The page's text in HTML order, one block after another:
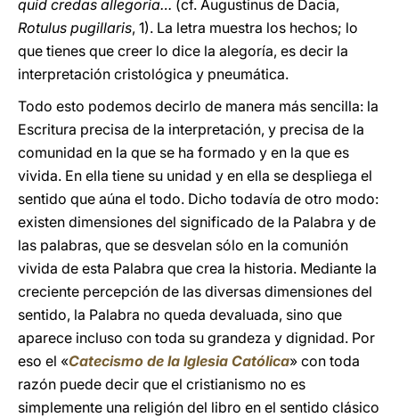
quid credas allegoria… (cf. Augustinus de Dacia,
Rotulus pugillaris, 1). La letra muestra los hechos; lo
que tienes que creer lo dice la alegoría, es decir la
interpretación cristológica y pneumática.
Todo esto podemos decirlo de manera más sencilla: la
Escritura precisa de la interpretación, y precisa de la
comunidad en la que se ha formado y en la que es
vivida. En ella tiene su unidad y en ella se despliega el
sentido que aúna el todo. Dicho todavía de otro modo:
existen dimensiones del significado de la Palabra y de
las palabras, que se desvelan sólo en la comunión
vivida de esta Palabra que crea la historia. Mediante la
creciente percepción de las diversas dimensiones del
sentido, la Palabra no queda devaluada, sino que
aparece incluso con toda su grandeza y dignidad. Por
eso el «Catecismo de la Iglesia Católica» con toda
razón puede decir que el cristianismo no es
simplemente una religión del libro en el sentido clásico